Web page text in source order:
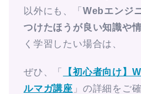
以外にも、「 Webエンジ
つけたほうが良い知識や
く学習したい場合は、
ぜひ、「
【初心者向け】
ルマガ講座 」の詳細をご